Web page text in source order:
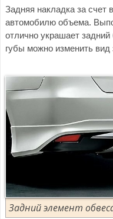
Задняя накладка за
автомобилю объема.
отлично украшает
губы можно изменить вид
Задний элемент